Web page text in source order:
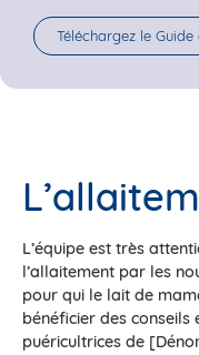
Téléchargez le
L’équipe est très
l’allaitement par les
pour qui le lait de
bénéficier des conseils
puéricultrices de